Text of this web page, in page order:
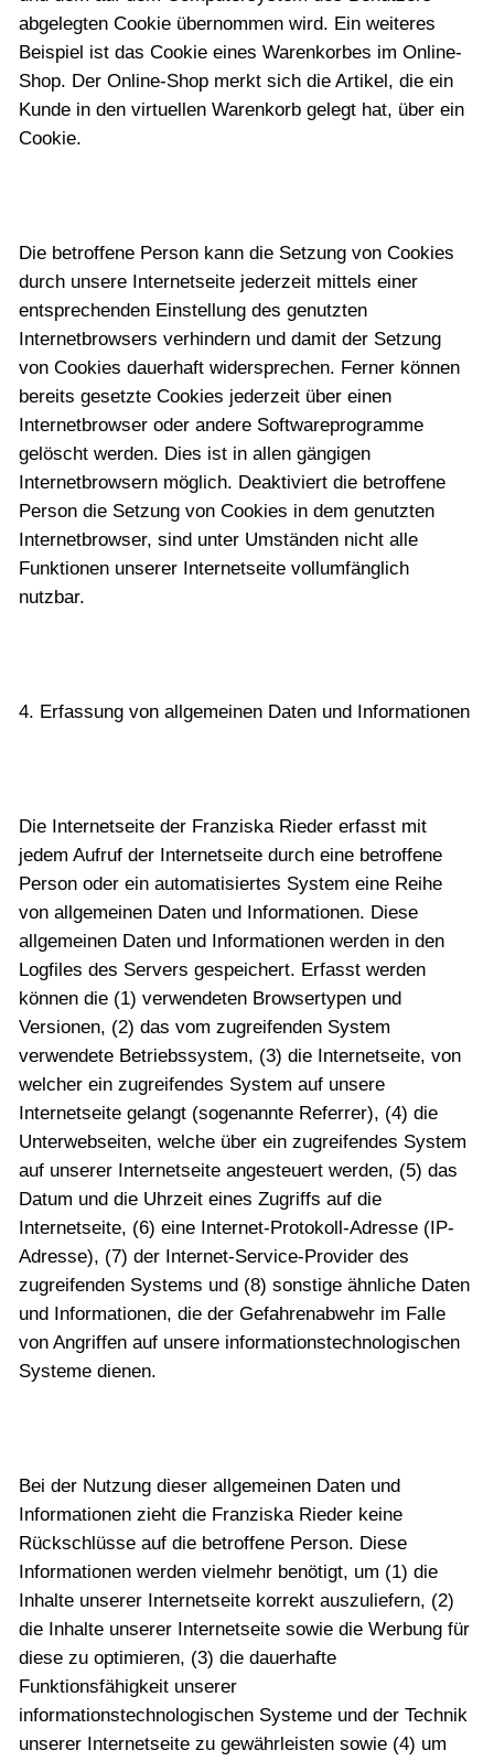
abgelegten Cookie übernommen wird. Ein weiteres
Beispiel ist das Cookie eines Warenkorbes im Online-
Shop. Der Online-Shop merkt sich die Artikel, die ein
Kunde in den virtuellen Warenkorb gelegt hat, über ein
Cookie.
Die betroffene Person kann die Setzung von Cookies
durch unsere Internetseite jederzeit mittels einer
entsprechenden Einstellung des genutzten
Internetbrowsers verhindern und damit der Setzung
von Cookies dauerhaft widersprechen. Ferner können
bereits gesetzte Cookies jederzeit über einen
Internetbrowser oder andere Softwareprogramme
gelöscht werden. Dies ist in allen gängigen
Internetbrowsern möglich. Deaktiviert die betroffene
Person die Setzung von Cookies in dem genutzten
Internetbrowser, sind unter Umständen nicht alle
Funktionen unserer Internetseite vollumfänglich
nutzbar.
4. Erfassung von allgemeinen Daten und Informationen
Die Internetseite der Franziska Rieder erfasst mit
jedem Aufruf der Internetseite durch eine betroffene
Person oder ein automatisiertes System eine Reihe
von allgemeinen Daten und Informationen. Diese
allgemeinen Daten und Informationen werden in den
Logfiles des Servers gespeichert. Erfasst werden
können die (1) verwendeten Browsertypen und
Versionen, (2) das vom zugreifenden System
verwendete Betriebssystem, (3) die Internetseite, von
welcher ein zugreifendes System auf unsere
Internetseite gelangt (sogenannte Referrer), (4) die
Unterwebseiten, welche über ein zugreifendes System
auf unserer Internetseite angesteuert werden, (5) das
Datum und die Uhrzeit eines Zugriffs auf die
Internetseite, (6) eine Internet-Protokoll-Adresse (IP-
Adresse), (7) der Internet-Service-Provider des
zugreifenden Systems und (8) sonstige ähnliche Daten
und Informationen, die der Gefahrenabwehr im Falle
von Angriffen auf unsere informationstechnologischen
Systeme dienen.
Bei der Nutzung dieser allgemeinen Daten und
Informationen zieht die Franziska Rieder keine
Rückschlüsse auf die betroffene Person. Diese
Informationen werden vielmehr benötigt, um (1) die
Inhalte unserer Internetseite korrekt auszuliefern, (2)
die Inhalte unserer Internetseite sowie die Werbung für
diese zu optimieren, (3) die dauerhafte
Funktionsfähigkeit unserer
informationstechnologischen Systeme und der Technik
unserer Internetseite zu gewährleisten sowie (4) um